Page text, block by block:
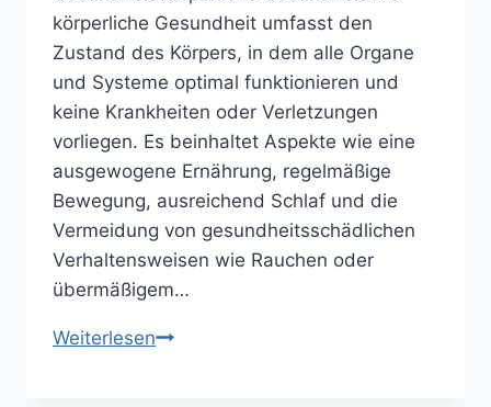
körperliche Gesundheit umfasst den
Zustand des Körpers, in dem alle Organe
und Systeme optimal funktionieren und
keine Krankheiten oder Verletzungen
vorliegen. Es beinhaltet Aspekte wie eine
ausgewogene Ernährung, regelmäßige
Bewegung, ausreichend Schlaf und die
Vermeidung von gesundheitsschädlichen
Verhaltensweisen wie Rauchen oder
übermäßigem…
WeiterlesenDie